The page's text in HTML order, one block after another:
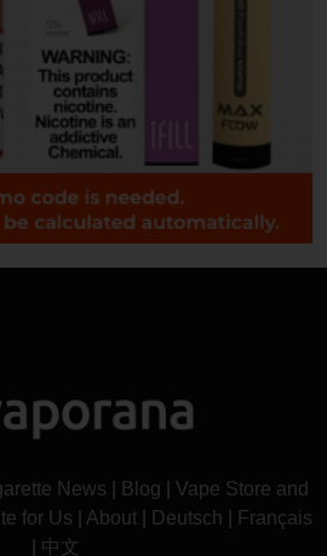
News Blog
Vape Store and
for Us About Deutsch
Français
中文